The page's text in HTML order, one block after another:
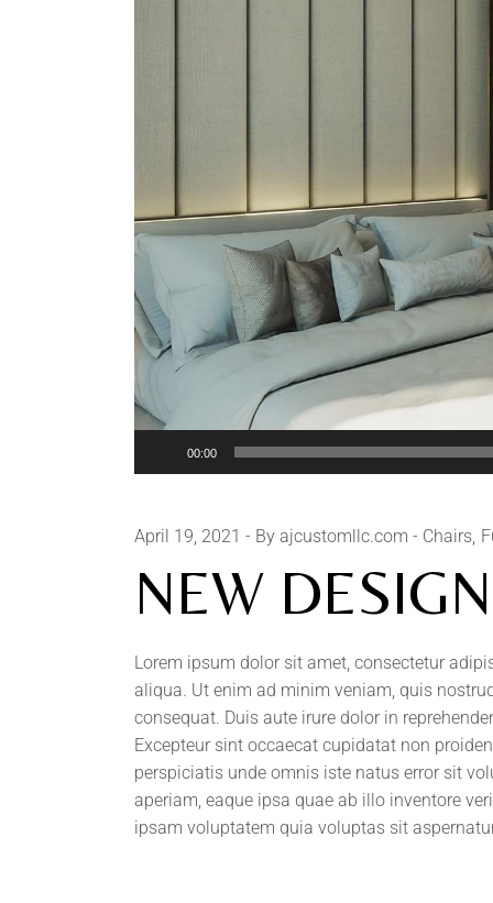
Player
00:00
April 19, 2021 By ajcustomllc.com Chairs
NEW
Lorem ipsum dolor sit amet, consectetur
aliqua. Ut enim ad minim veniam, quis
consequat. Duis aute irure dolor in
Excepteur sint occaecat cupidatat non
perspiciatis unde omnis iste natus error sit
aperiam, eaque ipsa quae ab illo inventore
ipsam voluptatem quia voluptas sit